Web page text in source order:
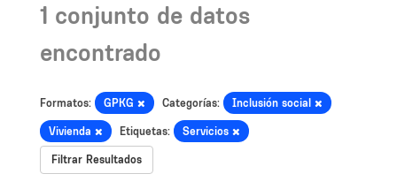
1 conjunto de datos
encontrado
Formatos: GPKG Categorías: Inclusión social
Vivienda Etiquetas: Servicios
Filtrar Resultados